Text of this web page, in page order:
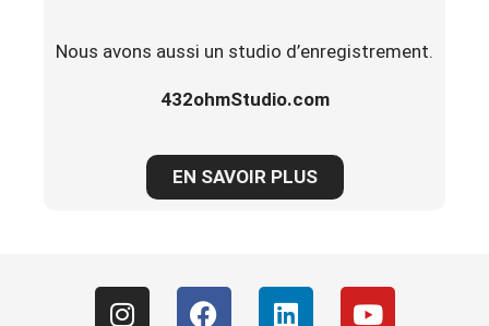
Nous avons aussi un studio d’enregistrement.
432ohmStudio.com
EN SAVOIR PLUS